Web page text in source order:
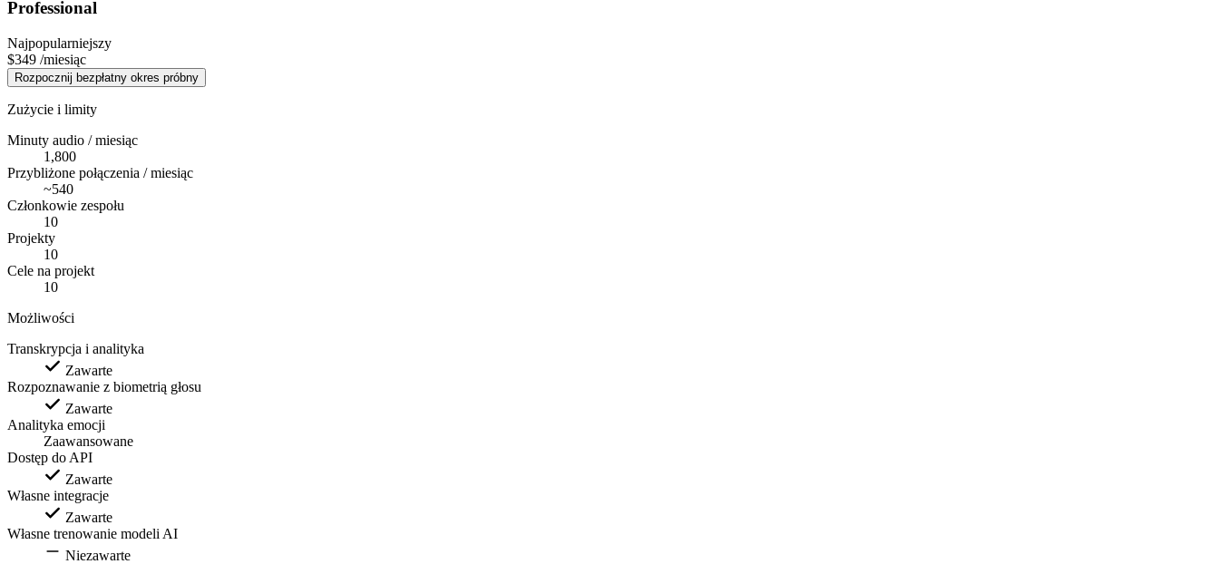
Professional
Najpopularniejszy
$349 /miesiąc
Rozpocznij bezpłatny okres próbny
Zużycie i limity
Minuty audio / miesiąc
1,800
Przybliżone połączenia / miesiąc
~540
Członkowie zespołu
10
Projekty
10
Cele na projekt
10
Możliwości
Transkrypcja i analityka
Zawarte
Rozpoznawanie z biometrią głosu
Zawarte
Analityka emocji
Zaawansowane
Dostęp do API
Zawarte
Własne integracje
Zawarte
Własne trenowanie modeli AI
Niezawarte